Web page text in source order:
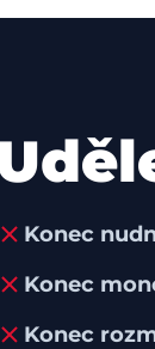
Konec
Konec
Konec